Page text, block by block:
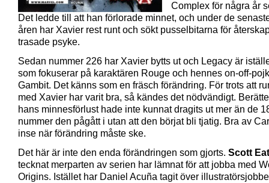
Complex för några år
Det ledde till att han förlorade minnet, och under de
åren har Xavier rest runt och sökt pusselbitarna för
trasade psyke.
Sedan nummer 226 har Xavier bytts ut och Legacy är
som fokuserar på karaktären Rouge och hennes on-off-
Gambit. Det känns som en fräsch förändring. För trots att
med Xavier har varit bra, så kändes det nödvändigt.
hans minnesförlust hade inte kunnat dragits ut mer än de
nummer den pågått i utan att den börjat bli tjatig. Bra av
inse när förändring måste ske.
Det här är inte den enda förändringen som gjorts. Scott
tecknat merparten av serien har lämnat för att jobba med
Origins. Istället har Daniel Acuña tagit över